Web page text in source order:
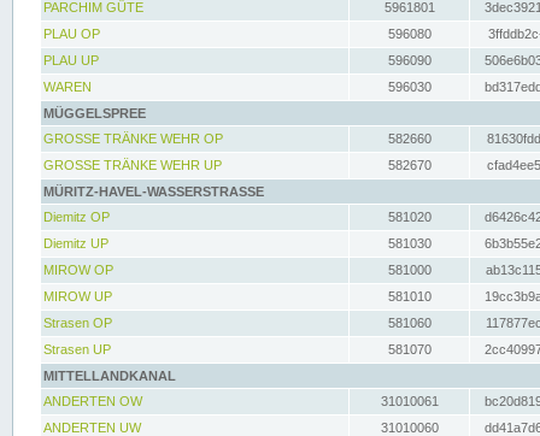
PARCHIM GÜTE
5961801
PLAU OP
596080
PLAU UP
596090
WAREN
596030
MÜGGELSPREE
GROSSE TRÄNKE WEHR OP
582660
GROSSE TRÄNKE WEHR UP
582670
MÜRITZ-HAVEL-WASSERSTRASSE
Diemitz OP
581020
Diemitz UP
581030
MIROW OP
581000
MIROW UP
581010
Strasen OP
581060
Strasen UP
581070
MITTELLANDKANAL
ANDERTEN OW
31010061
ANDERTEN UW
31010060